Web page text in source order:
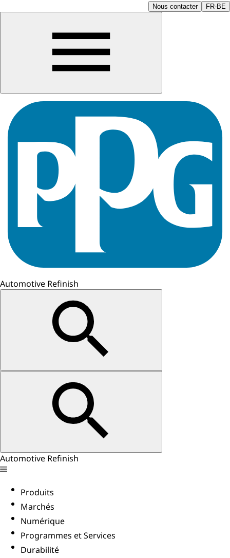
Nous contacter FR-BE
Automotive Refinish
Automotive Refinish
Produits
Marchés
Numérique
Programmes et Services
Durabilité